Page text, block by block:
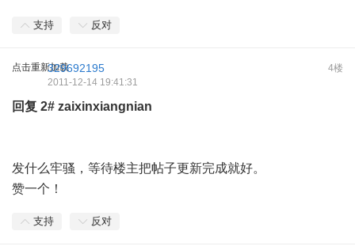
支持 反对
点击重新加载 4楼
329692195
2011-12-14 19:41:31
回复 2# zaixinxiangnian
发什么牢骚，等待楼主把帖子更新完成就好。
赞一个！
支持 反对